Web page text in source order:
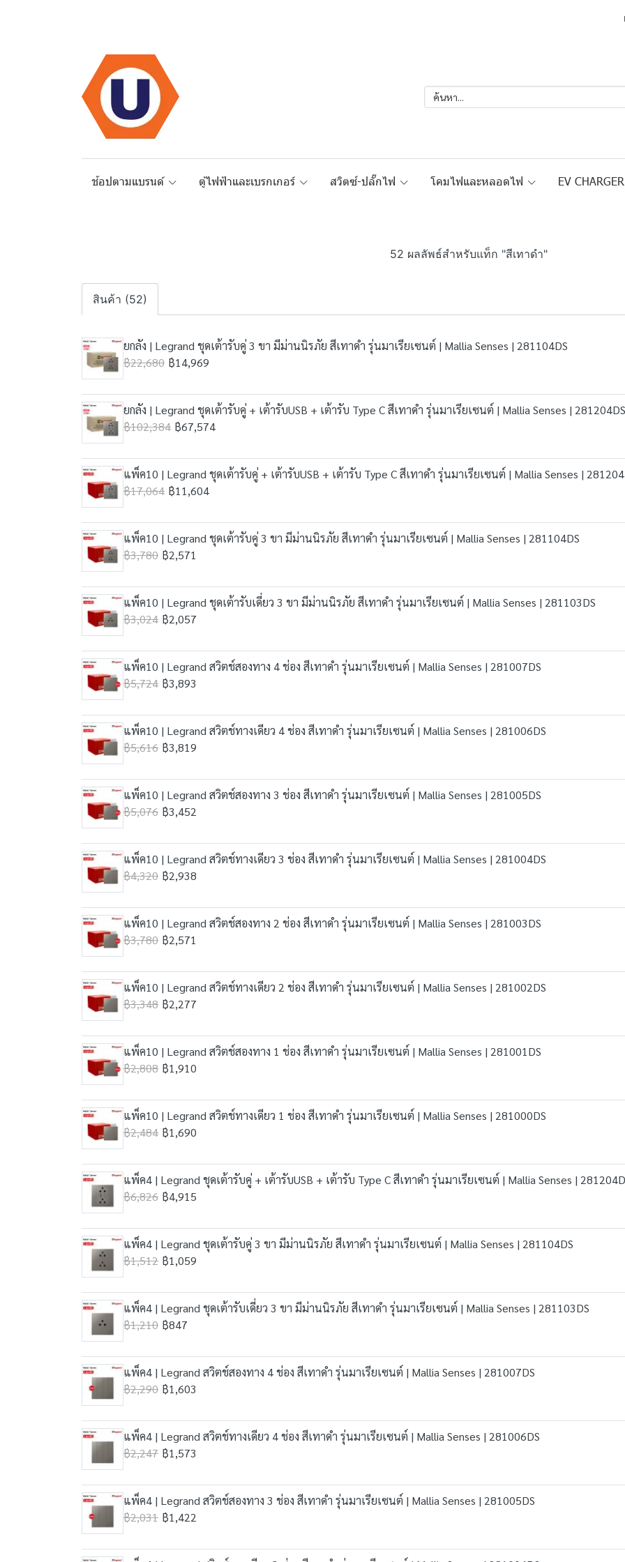
ช้อปตามแบรนด์ ตู้ไฟฟ้าและเบรกเกอร์ สวิตซ์-ปลั๊กไฟ โคมไฟและหลอดไฟ EV
52 ผลลัพธ์สำหรับแท็ก "สีเทาดำ"
สินค้า (52)
ยกลัง | Legrand ชุดเต้ารับคู่ 3 ขา มีม่านนิรภัย สีเทาดำ รุ่นมาเรียเซนต์ | Mallia Senses | 281104DS
฿22,680 ฿14,969
ยกลัง | Legrand ชุดเต้ารับคู่ + เต้ารับUSB + เต้ารับ Type C สีเทาดำ รุ่นมาเรียเซนต์ | Mallia Senses | 281204DS
฿102,384 ฿67,574
แพ็ค10 | Legrand ชุดเต้ารับคู่ + เต้ารับUSB + เต้ารับ Type C สีเทาดำ รุ่นมาเรียเซนต์ | Mallia Senses |
฿17,064 ฿11,604
แพ็ค10 | Legrand ชุดเต้ารับคู่ 3 ขา มีม่านนิรภัย สีเทาดำ รุ่นมาเรียเซนต์ | Mallia Senses | 281104DS
฿3,780 ฿2,571
แพ็ค10 | Legrand ชุดเต้ารับเดี่ยว 3 ขา มีม่านนิรภัย สีเทาดำ รุ่นมาเรียเซนต์ | Mallia Senses | 281103DS
฿3,024 ฿2,057
แพ็ค10 | Legrand สวิตช์สองทาง 4 ช่อง สีเทาดำ รุ่นมาเรียเซนต์ | Mallia Senses | 281007DS
฿5,724 ฿3,893
แพ็ค10 | Legrand สวิตช์ทางเดียว 4 ช่อง สีเทาดำ รุ่นมาเรียเซนต์ | Mallia Senses | 281006DS
฿5,616 ฿3,819
แพ็ค10 | Legrand สวิตช์สองทาง 3 ช่อง สีเทาดำ รุ่นมาเรียเซนต์ | Mallia Senses | 281005DS
฿5,076 ฿3,452
แพ็ค10 | Legrand สวิตช์ทางเดียว 3 ช่อง สีเทาดำ รุ่นมาเรียเซนต์ | Mallia Senses | 281004DS
฿4,320 ฿2,938
แพ็ค10 | Legrand สวิตช์สองทาง 2 ช่อง สีเทาดำ รุ่นมาเรียเซนต์ | Mallia Senses | 281003DS
฿3,780 ฿2,571
แพ็ค10 | Legrand สวิตช์ทางเดียว 2 ช่อง สีเทาดำ รุ่นมาเรียเซนต์ | Mallia Senses | 281002DS
฿3,348 ฿2,277
แพ็ค10 | Legrand สวิตช์สองทาง 1 ช่อง สีเทาดำ รุ่นมาเรียเซนต์ | Mallia Senses | 281001DS
฿2,808 ฿1,910
แพ็ค10 | Legrand สวิตช์ทางเดียว 1 ช่อง สีเทาดำ รุ่นมาเรียเซนต์ | Mallia Senses | 281000DS
฿2,484 ฿1,690
แพ็ค4 | Legrand ชุดเต้ารับคู่ + เต้ารับUSB + เต้ารับ Type C สีเทาดำ รุ่นมาเรียเซนต์ | Mallia Senses |
฿6,826 ฿4,915
แพ็ค4 | Legrand ชุดเต้ารับคู่ 3 ขา มีม่านนิรภัย สีเทาดำ รุ่นมาเรียเซนต์ | Mallia Senses | 281104DS
฿1,512 ฿1,059
แพ็ค4 | Legrand ชุดเต้ารับเดี่ยว 3 ขา มีม่านนิรภัย สีเทาดำ รุ่นมาเรียเซนต์ | Mallia Senses | 281103DS
฿1,210 ฿847
แพ็ค4 | Legrand สวิตช์สองทาง 4 ช่อง สีเทาดำ รุ่นมาเรียเซนต์ | Mallia Senses | 281007DS
฿2,290 ฿1,603
แพ็ค4 | Legrand สวิตช์ทางเดียว 4 ช่อง สีเทาดำ รุ่นมาเรียเซนต์ | Mallia Senses | 281006DS
฿2,247 ฿1,573
แพ็ค4 | Legrand สวิตช์สองทาง 3 ช่อง สีเทาดำ รุ่นมาเรียเซนต์ | Mallia Senses | 281005DS
฿2,031 ฿1,422